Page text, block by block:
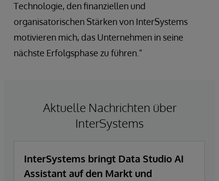
Technologie, den finanziellen und
organisatorischen Stärken von InterSystems
motivieren mich, das Unternehmen in seine
nächste Erfolgsphase zu führen.“
Aktuelle Nachrichten über
InterSystems
InterSystems bringt Data Studio AI
Assistant auf den Markt und